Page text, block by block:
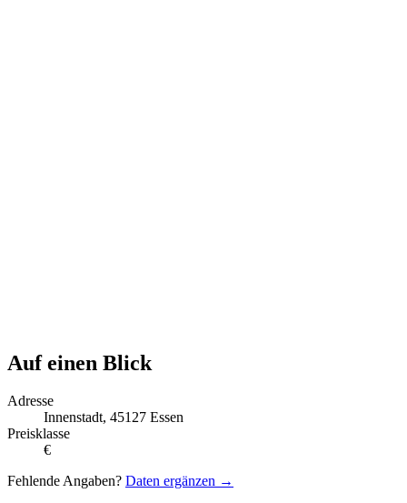
Auf einen Blick
Adresse
Innenstadt, 45127 Essen
Preisklasse
€
Fehlende Angaben? Daten ergänzen →